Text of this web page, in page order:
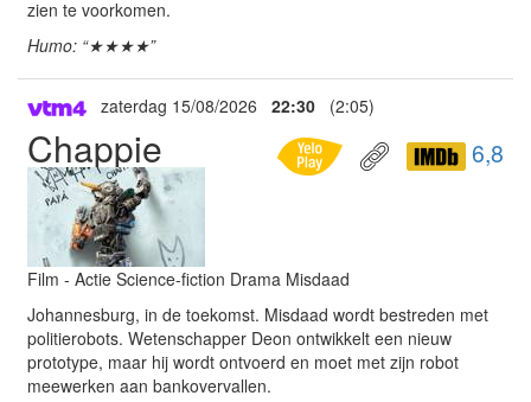
zien te voorkomen.
Humo: “★★★★”
zaterdag 15/08/2026 22:30 (2:05)
Chappie 6,8
Film - Actie Science-fiction Drama Misdaad
Johannesburg, in de toekomst. Misdaad wordt bestreden met
politierobots. Wetenschapper Deon ontwikkelt een nieuw
prototype, maar hij wordt ontvoerd en moet met zijn robot
meewerken aan bankovervallen.